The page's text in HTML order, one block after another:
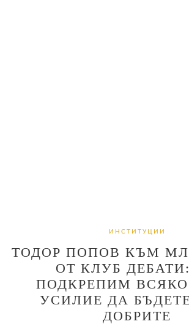
ИНСТИТУЦИИ
ТОДОР ПОПОВ КЪМ
ОТ КЛУБ
ПОДКРЕПИМ
УСИЛИЕ ДА
ДОБРИТЕ